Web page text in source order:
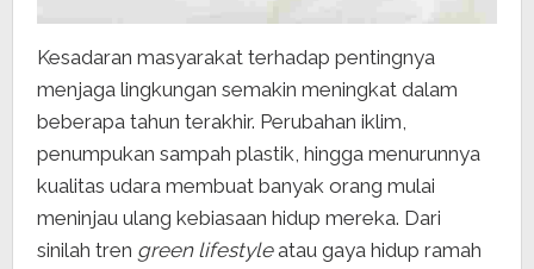
Kesadaran masyarakat terhadap pentingnya
menjaga lingkungan semakin meningkat dalam
beberapa tahun terakhir. Perubahan iklim,
penumpukan sampah plastik, hingga menurunnya
kualitas udara membuat banyak orang mulai
meninjau ulang kebiasaan hidup mereka. Dari
sinilah tren green lifestyleatau gaya hidup ramah